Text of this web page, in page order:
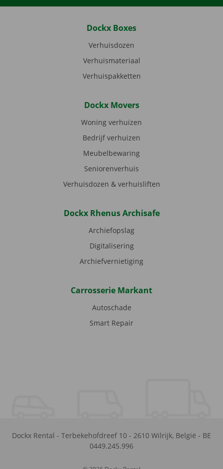
Dockx Boxes
Verhuisdozen
Verhuismateriaal
Verhuispakketten
Dockx Movers
Woning verhuizen
Bedrijf verhuizen
Meubelbewaring
Seniorenverhuis
Verhuisdozen & verhuisliften
Dockx Rhenus Archisafe
Archiefopslag
Digitalisering
Archiefvernietiging
Carrosserie Markant
Autoschade
Smart Repair
Dockx Rental - Terbekehofdreef 10 - 2610 Wilrijk, België - BE
0449.245.996